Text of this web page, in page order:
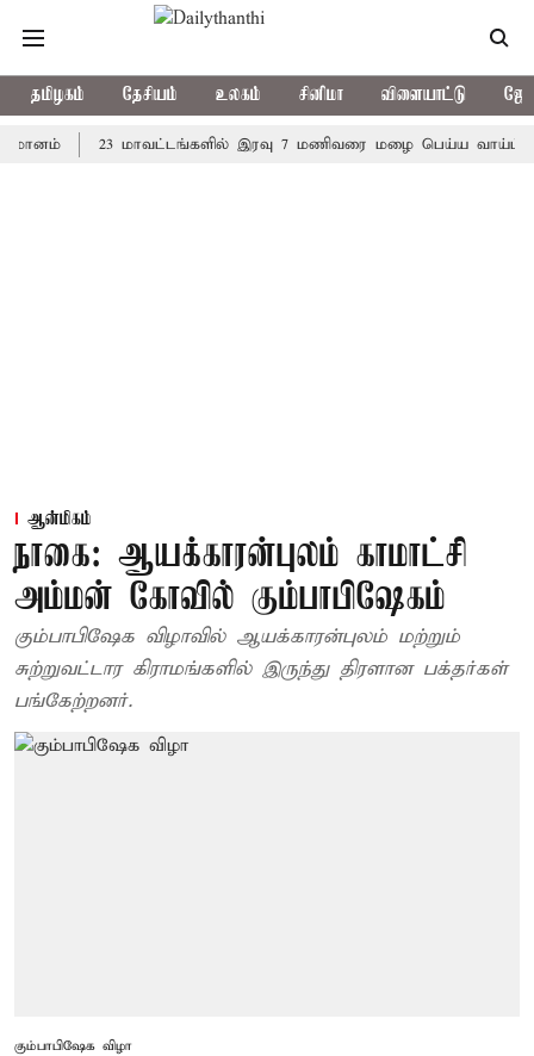
தமிழகம் தேசியம் உலகம் சினிமா விளையாட்டு
23 மாவட்டங்களில் இரவு 7 மணிவரை மழை பெய்ய வாய்ப்பு
ஆன்மிகம்
நாகை: ஆயக்காரன்புலம் காமாட்சி
அம்மன் கோவில் கும்பாபிஷேகம்
கும்பாபிஷேக விழாவில் ஆயக்காரன்புலம் மற்றும்
சுற்றுவட்டார கிராமங்களில் இருந்து திரளான பக்தர்கள்
பங்கேற்றனர்.
கும்பாபிஷேக விழா